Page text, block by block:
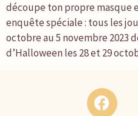
découpe ton propre masque
enquête spéciale : tous les
octobre au 5 novembre 2023
d’Halloween les 28 et 29